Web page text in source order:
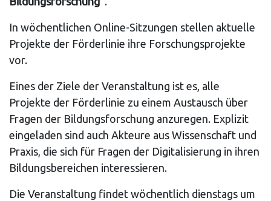
In wöchentlichen Online-Sitzungen stellen aktuelle
Projekte der Förderlinie ihre Forschungsprojekte
vor.
Eines der Ziele der Veranstaltung ist es, alle
Projekte der Förderlinie zu einem Austausch über
Fragen der Bildungsforschung anzuregen. Explizit
eingeladen sind auch Akteure aus Wissenschaft und
Praxis, die sich für Fragen der Digitalisierung in ihren
Bildungsbereichen interessieren.
Die Veranstaltung findet wöchentlich dienstags um